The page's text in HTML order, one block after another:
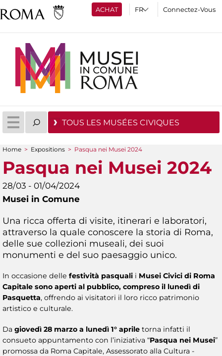
ACHAT Connectez-Vous
TOUS LES MUSÉES CIVIQUES
You are here
Home > Expositions > Pasqua nei Musei 2024
Pasqua nei Musei 2024
28/03 - 01/04/2024
Musei in Comune
Una ricca offerta di visite, itinerari e laboratori,
attraverso la quale conoscere la storia di Roma,
delle sue collezioni museali, dei suoi
monumenti e del suo paesaggio unico.
In occasione delle festività pasquali i Musei Civici di Roma
Capitale sono aperti al pubblico, compreso il lunedì di
Pasquetta, offrendo ai visitatori il loro ricco patrimonio
artistico e culturale.
Da giovedì 28 marzo a lunedì 1° aprile torna infatti il
consueto appuntamento con l’iniziativa “Pasqua nei Musei”
promossa da Roma Capitale, Assessorato alla Cultura -